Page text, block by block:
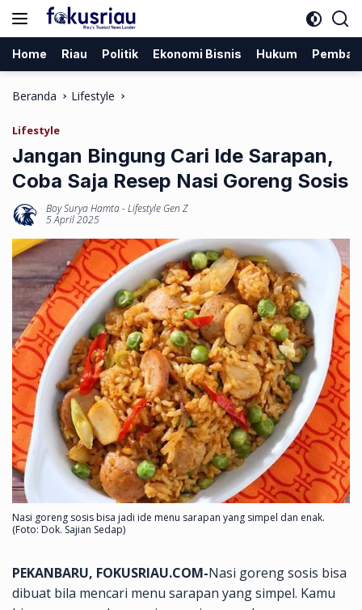
Langsung
Home Riau Politik Ekonomi Bisnis Hukum
Beranda Lifestyle
Lifestyle
Jangan Bingung Cari Ide Sarapan,
Coba Saja Resep Nasi Goreng Sosis
Boy Surya Hamta-Lifestyle Gen Z
5 April 2025
Nasi goreng sosis bisa jadi ide menu sarapan yang simpel dan enak.
(Foto: Dok. Sajian Sedap)
PEKANBARU, FOKUSRIAU.COM-Nasi goreng sosis bisa
dibuat bila mencari menu sarapan yang simpel. Kamu